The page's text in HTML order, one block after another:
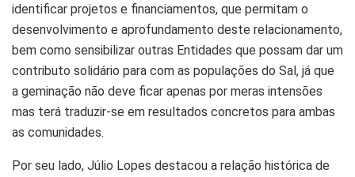
identificar projetos e financiamentos, que permitam o
desenvolvimento e aprofundamento deste relacionamento,
bem como sensibilizar outras Entidades que possam dar um
contributo solidário para com as populações do Sal, já que
a geminação não deve ficar apenas por meras intensões
mas terá traduzir-se em resultados concretos para ambas
as comunidades.
Por seu lado, Júlio Lopes destacou a relação histórica de